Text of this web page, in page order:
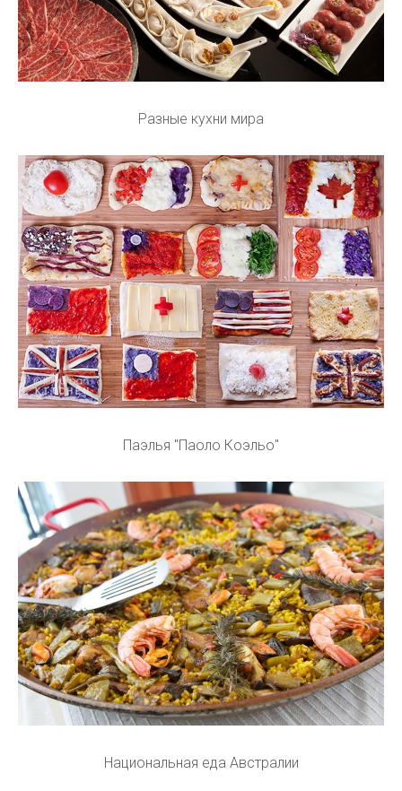
Разные кухни мира
Паэлья "Паоло Коэльо"
Национальная еда Австралии